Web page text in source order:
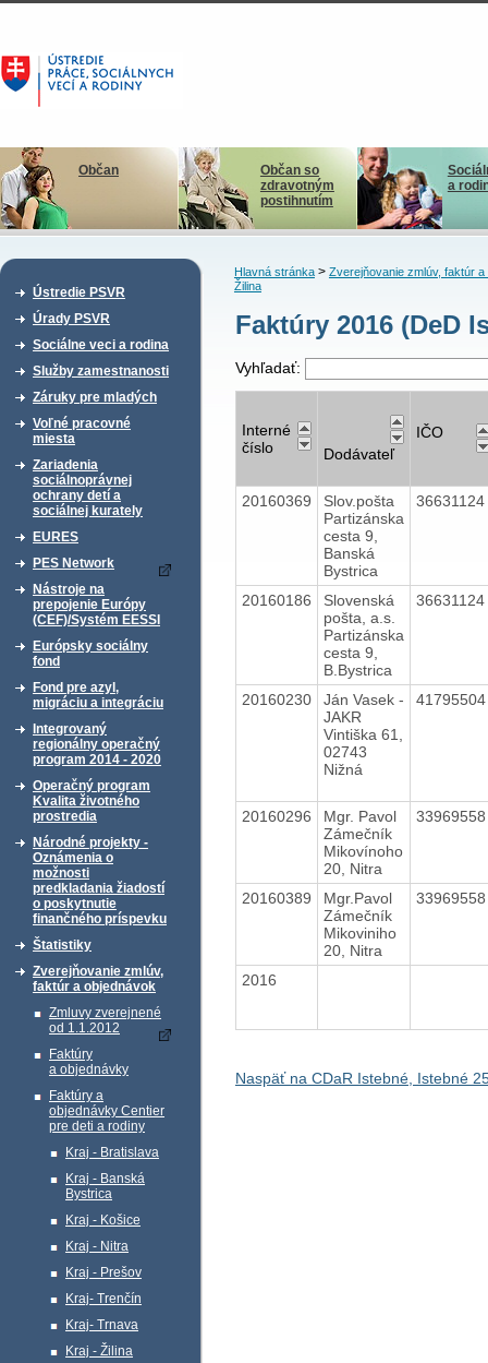
Občan
Občan so
zdravotným
postihnutím
a
Ústredie PSVR
Úrady PSVR
Sociálne veci a rodina
Služby zamestnanosti
Záruky pre mladých
Voľné pracovné
miesta
Zariadenia
sociálnoprávnej
ochrany detí a
sociálnej kurately
EURES
PES Network
Nástroje na
prepojenie Európy
(CEF)/Systém EESSI
Európsky sociálny
fond
Fond pre azyl,
migráciu a integráciu
Integrovaný
regionálny operačný
program 2014 - 2020
Operačný program
Kvalita životného
prostredia
Národné projekty -
Oznámenia o
možnosti
predkladania žiadostí
o poskytnutie
finančného príspevku
Štatistiky
Zverejňovanie zmlúv,
faktúr a objednávok
Zmluvy zverejnené
od 1.1.2012
Faktúry
a objednávky
Faktúry a
objednávky Centier
pre deti a rodiny
Kraj - Bratislava
Kraj - Banská
Bystrica
Kraj - Košice
Kraj - Nitra
Kraj - Prešov
Kraj- Trenčín
Kraj- Trnava
Kraj - Žilina
Hlavná stránka> Zverejňovanie zmlúv, faktúr a
Žilina
Faktúry 2016 (DeD
Vyhľadať:
Interné
číslo
Dodávateľ
IČO
20160369
Slov.pošta
Partizánska
cesta 9,
Banská
Bystrica
36631124
20160186
Slovenská
pošta, a.s.
Partizánska
cesta 9,
B.Bystrica
36631124
20160230
Ján Vasek -
JAKR
Vintiška 61,
02743
Nižná
20160296
Mgr. Pavol
Zámečník
Mikovínoho
20, Nitra
20160389
Mgr.Pavol
Zámečník
Mikoviniho
20, Nitra
2016
Naspäť na CDaR Istebné, Istebné